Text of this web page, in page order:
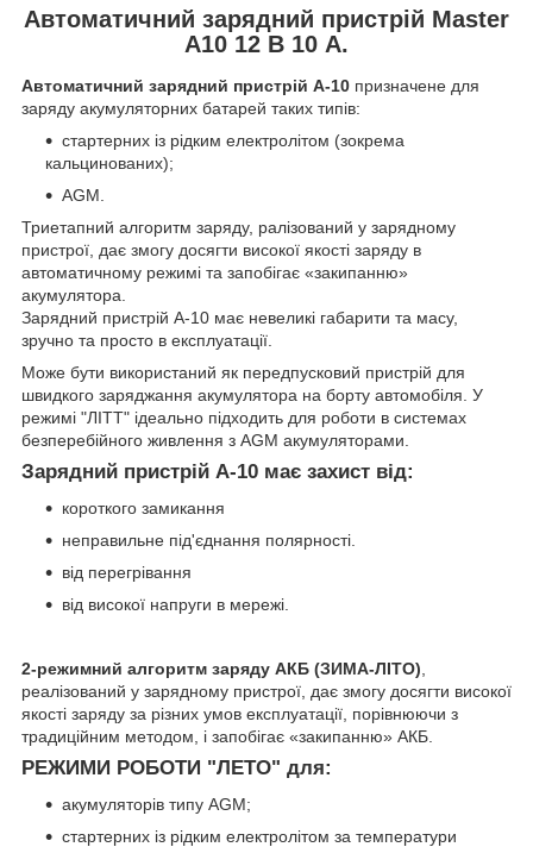
Автоматичний зарядний пристрій Master
А10 12 В 10 А.
Автоматичний зарядний пристрій А-10 призначене для
заряду акумуляторних батарей таких типів:
стартерних із рідким електролітом (зокрема
кальцинованих);
AGM.
Триетапний алгоритм заряду, ралізований у зарядному
пристрої, дає змогу досягти високої якості заряду в
автоматичному режимі та запобігає «закипанню»
акумулятора.
Зарядний пристрій А-10 має невеликі габарити та масу,
зручно та просто в експлуатації.
Може бути використаний як передпусковий пристрій для
швидкого заряджання акумулятора на борту автомобіля. У
режимі "ЛІТТ" ідеально підходить для роботи в системах
безперебійного живлення з AGM акумуляторами.
Зарядний пристрій А-10 має захист від:
короткого замикання
неправильне під'єднання полярності.
від перегрівання
від високої напруги в мережі.
2-режимний алгоритм заряду АКБ (ЗИМА-ЛІТО),
реалізований у зарядному пристрої, дає змогу досягти високої
якості заряду за різних умов експлуатації, порівнюючи з
традиційним методом, і запобігає «закипанню» АКБ.
РЕЖИМИ РОБОТИ "ЛЕТО" для:
акумуляторів типу AGM;
стартерних із рідким електролітом за температури